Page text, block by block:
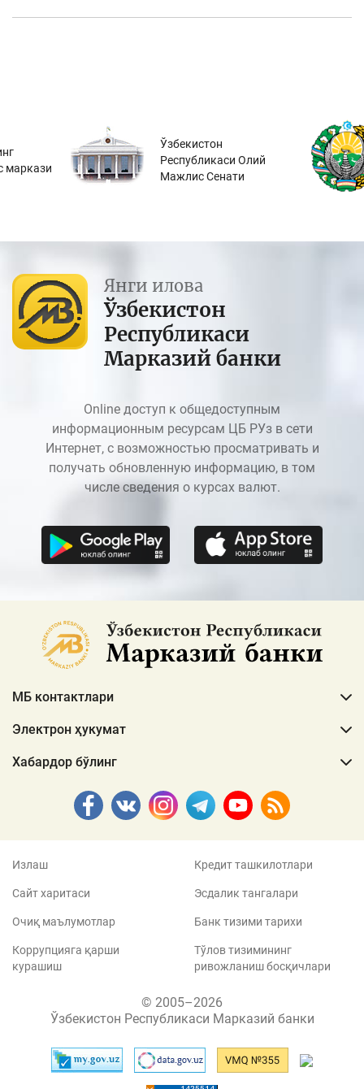
маркази
Ўзбекистон
Республикаси Олий
Мажлис Сенати
Янги илова
Ўзбекистон
Республикаси
Марказий банки
Online доступ к общедоступным
информационным ресурсам ЦБ РУз в сети
Интернет, с возможностью просматривать и
получать обновленную информацию, в том
числе сведения о курсах валют.
МБ контактлари
Электрон ҳукумат
Хабардор бўлинг
Излаш
Сайт харитаси
Очиқ маълумотлар
Коррупцияга қарши
курашиш
Кредит ташкилотлари
Эсдалик тангалари
Банк тизими тарихи
Тўлов тизимининг
ривожланиш босқичлари
© 2005–2026
Ўзбекистон Республикаси Марказий банки